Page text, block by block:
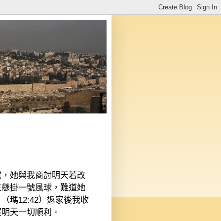
她與我商討明天若改
掛一號風球，難道她
瑪12:42）返家後我收
天一切順利。